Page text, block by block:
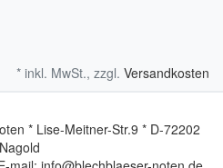
* inkl. MwSt., zzgl. Versandkosten
* Lise-Meitner-Str.9 * D-72202
Nagold